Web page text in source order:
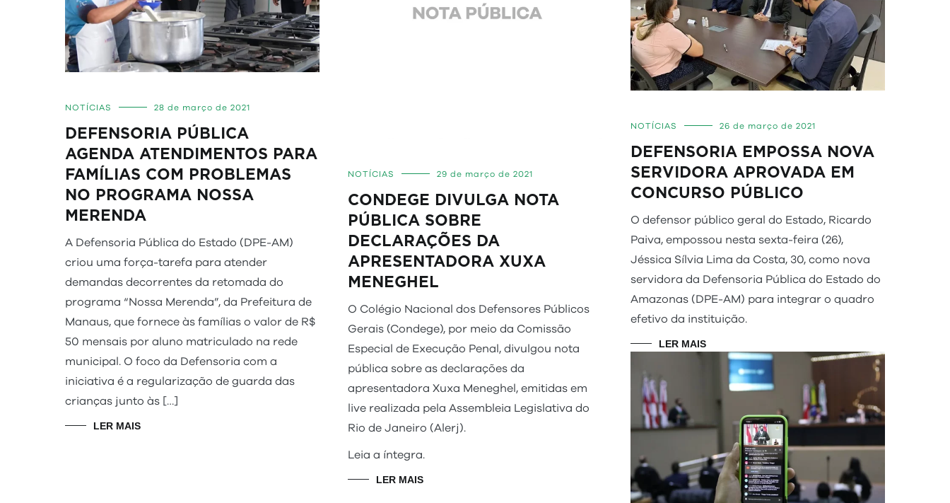
NOTÍCIAS 29 de março de 2021
CONDEGE DIVULGA NOTA
PÚBLICA SOBRE
DECLARAÇÕES DA
APRESENTADORA XUXA
MENEGHEL
O Colégio Nacional dos Defensores Públicos
Gerais (Condege), por meio da Comissão
Especial de Execução Penal, divulgou nota
pública sobre as declarações da
apresentadora Xuxa Meneghel, emitidas em
live realizada pela Assembleia Legislativa do
Rio de Janeiro (Alerj).
Leia a íntegra.
LER MAIS
NOTÍCIAS 28 de março de 2021
DEFENSORIA PÚBLICA
AGENDA ATENDIMENTOS PARA
FAMÍLIAS COM PROBLEMAS
NO PROGRAMA NOSSA
MERENDA
A Defensoria Pública do Estado (DPE-AM)
criou uma força-tarefa para atender
demandas decorrentes da retomada do
programa “Nossa Merenda”, da Prefeitura de
Manaus, que fornece às famílias o valor de R$
50 mensais por aluno matriculado na rede
municipal. O foco da Defensoria com a
iniciativa é a regularização de guarda das
crianças junto às […]
LER MAIS
NOTÍCIAS 26 de março de 2021
DEFENSORIA EMPOSSA NOVA
SERVIDORA APROVADA EM
CONCURSO PÚBLICO
O defensor público geral do Estado, Ricardo
Paiva, empossou nesta sexta-feira (26),
Jéssica Sílvia Lima da Costa, 30, como nova
servidora da Defensoria Pública do Estado do
Amazonas (DPE-AM) para integrar o quadro
efetivo da instituição.
LER MAIS